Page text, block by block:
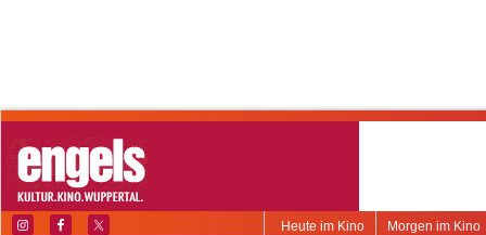
Morgen im Kino
Heute im Kino